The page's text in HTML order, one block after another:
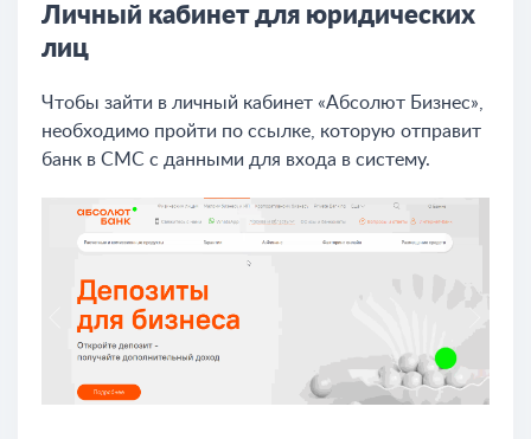
Личный кабинет для юридических
лиц
Чтобы зайти в личный кабинет «Абсолют Бизнес»,
необходимо пройти по ссылке, которую отправит
банк в СМС с данными для входа в систему.